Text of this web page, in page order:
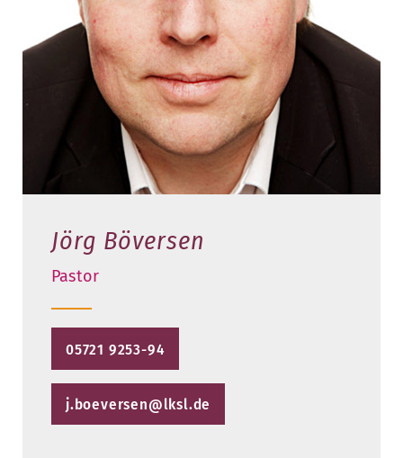
Jörg Böversen
Pastor
05721 9253-94
j.boeversen@lksl.de